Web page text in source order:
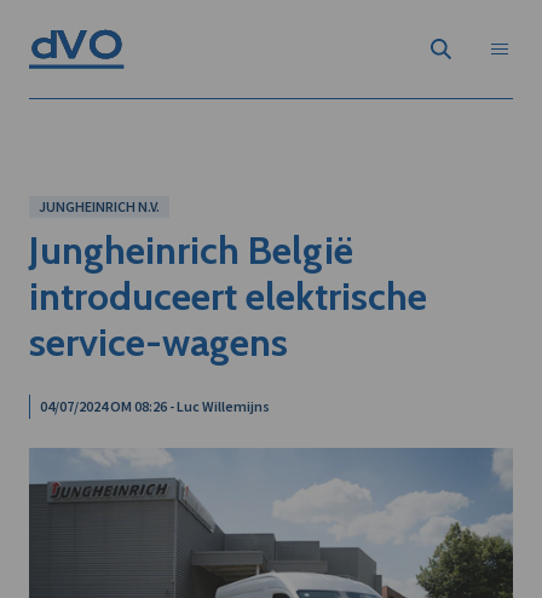
JUNGHEINRICH N.V.
Jungheinrich België
introduceert elektrische
service-wagens
04/07/2024 OM 08:26 - Luc Willemijns